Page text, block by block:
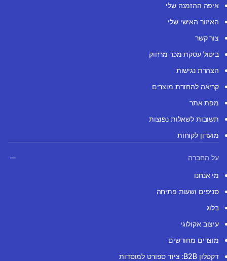
איפה ההזמנה שלי
האיזור האישי שלי
צור קשר
ביטול עסקת מכר מרחוק
הצהרת נגישות
קריאה להחזרת מוצרים
מפת אתר
תשובות לשאלות נפוצות
מועדון לקוחות
על החברה
מי אנחנו
סניפים ושעות פתיחה
בלוג
עיצוב אקולוגי
מוצרים מחודשים
דקטלון B2B: ציוד ספורט למוסדות